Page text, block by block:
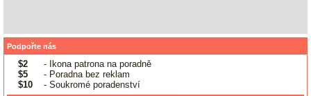
Podpořte nás
$2
- Ikona patrona na poradně
$5
- Poradna bez reklam
$10
- Soukromé poradenství